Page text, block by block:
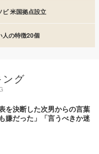
ビ 米国拠点設立
人の特徴20個
グ
を決断した次男からの言葉
嫌だった」「言うべきか迷